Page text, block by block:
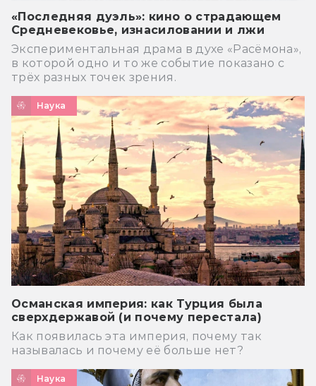
«Последняя дуэль»: кино о страдающем
Средневековье, изнасиловании и лжи
Экспериментальная драма в духе «Расёмона»,
в которой одно и то же событие показано с
трёх разных точек зрения.
Наука
Османская империя: как Турция была
сверхдержавой (и почему перестала)
Как появилась эта империя, почему так
называлась и почему её больше нет?
Наука